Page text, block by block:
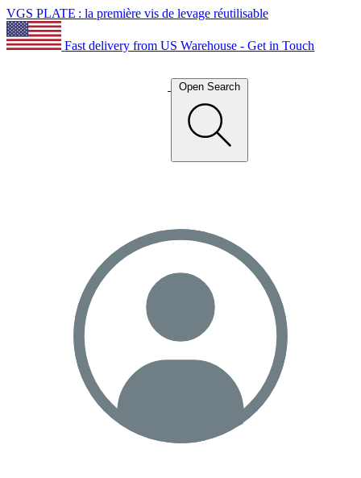
VGS PLATE : la première vis de levage réutilisable
Fast delivery from US Warehouse - Get in Touch
Open Search